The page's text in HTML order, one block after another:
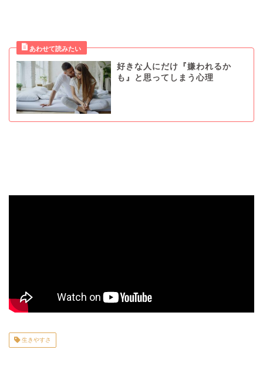
好きな人にだけ『嫌われるか
も』と思ってしまう心理
生きやすさ